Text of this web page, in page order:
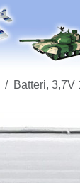
Batteri, 3,7V